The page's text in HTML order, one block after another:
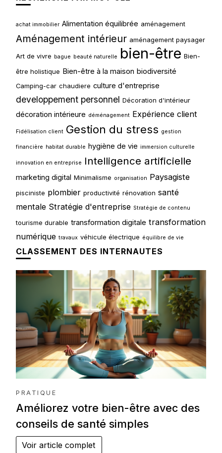
achat immobilier Alimentation équilibrée aménagement
Aménagement intérieur aménagement paysager
Art de vivre bague beauté naturelle bien-être Bien-
être holistique Bien-être à la maison biodiversité
Camping-car chaudiere culture d'entreprise
developpement personnel Décoration d'intérieur
décoration intérieure déménagement Expérience client
Fidélisation client Gestion du stress gestion
financière habitat durable hygiène de vie immersion culturelle
innovation en entreprise Intelligence artificielle
marketing digital Minimalisme organisation Paysagiste
pisciniste plombier productivité rénovation santé
mentale Stratégie d'entreprise Stratégie de contenu
tourisme durable transformation digitale transformation
numérique travaux véhicule électrique équilibre de vie
CLASSEMENT DES INTERNAUTES
PRATIQUE
Améliorez votre bien-être avec des
conseils de santé simples
Voir article complet